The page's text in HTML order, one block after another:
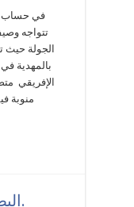
تتواجه
الجولة حيث
الإفريقي
منوبة
البطولة الوطنية « أ » سيّدات: نتائج الجولة 15، مڨرين تفوز على طبلبة.